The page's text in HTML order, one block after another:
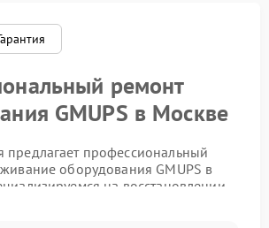
ремонт
GMUPS в Москве
профессиональный
оборудования GMUPS в
на восстановлении
питания,